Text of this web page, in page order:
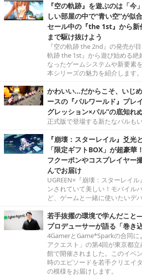
『空の軌跡』を遊ぶのは「今
しい部屋の中で“青い空”が似
セール中の『the 1st』から新
まで駆け抜けよう
『空の軌跡 the 2nd』の発売が
軌跡 the 1st』から遊び始める絶
なったゲームシステムや新要素
本シリーズの魅力を紹介します。
かわいい…だからこそ、いじ
ースの『パルワールド』プレ
グレッション×パル”の底知れ
正式版で登場する新たなパルも
『崩壊：スターレイル』爻光
「限定ギフトBOX」が超豪
フクーポンやコスプレイヤー
んでお届け
UGREEN×『崩壊：スターレイ
ンされていて美しい！モバイル
ど、ゲームと一緒に使いたいデ
若手抜擢の環境で学んだこ
プロデューサーが語る「巻き
4GamerとGame*Sparkの合同に
アクエスト」の第4回が東京都
館で開催されました。このイベ
時のエピソードを若手クリエイ
の模様をお届けします。